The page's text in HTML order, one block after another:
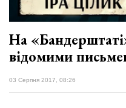
На
відомими
03 Серпня 2017, 08:26